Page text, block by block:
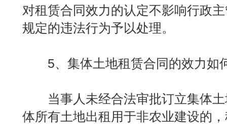
对租赁合同效力的认定不影响行政
规定的违法行为予以处理。
5、集体土地租赁合同的效力如
当事人未经合法审批订立集体土
体所有土地出租用于非农业建设的